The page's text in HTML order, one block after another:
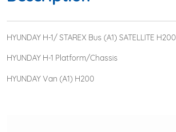
HYUNDAY H-1/ STAREX Bus (A1) SATELLITE H200
HYUNDAY H-1 Platform/Chassis
HYUNDAY Van (A1) H200